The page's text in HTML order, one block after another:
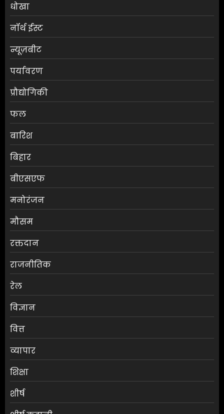
धोखा
नॉर्थ ईस्ट
न्यूज़बीट
पर्यावरण
प्रौद्योगिकी
फल
बारिश
बिहार
बीएसएफ
मनोरंजन
मौसम
रक्तदान
राजनीतिक
रेल
विज्ञान
वित्त
व्यापार
शिक्षा
शीर्ष
विजेता
4
करते थे चोरी:मुजफ्फरपुर में गिरोह